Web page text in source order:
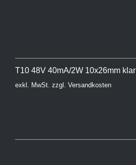
T10 48V 40mA/2W 10x26mm klar
exkl. MwSt. zzgl. Versandkosten